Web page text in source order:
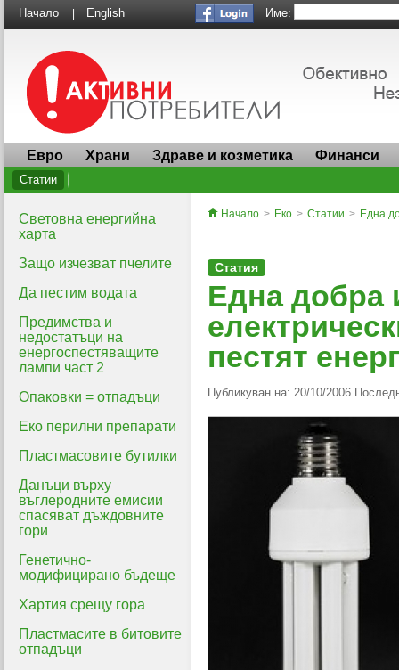
Начало English Име:
Евро Храни Здраве и козметика Финанси
Статии
Световна енергийна
харта
Защо изчезват пчелите
Да пестим водата
Предимства и
недостатъци на
енергоспестяващите
лампи част 2
Опаковки = отпадъци
Еко перилни препарати
Пластмасовите бутилки
Данъци върху
въглеродните емисии
спасяват дъждовните
гори
Генетично-
модифицирано бъдеще
Хартия срещу гора
Пластмасите в битовите
отпадъци
Начало > Еко > Статии > Една
Статия
Една добра
пестят
Публикуван на: 20/10/2006